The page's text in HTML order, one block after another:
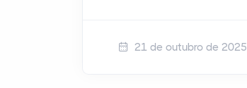
21 de outubro de 2025